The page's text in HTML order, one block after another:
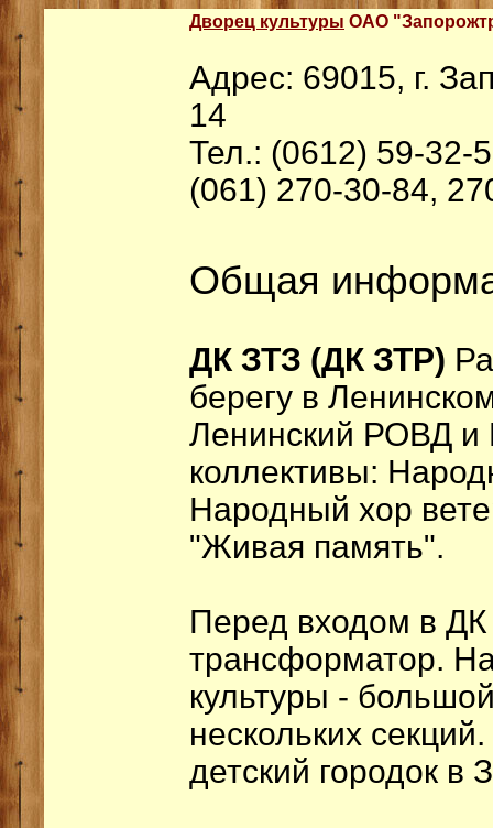
Дворец культуры ОАО
Адрес: 69015, г.
14
Тел.: (0612) 59-32-
(061) 270-30-84,
Общая
ДК ЗТЗ (ДК ЗТР)
берегу в
Ленинский РОВД и
коллективы:
Народный хор
"Живая память".
Перед входом в
трансформатор.
культуры -
нескольких
детский городок в